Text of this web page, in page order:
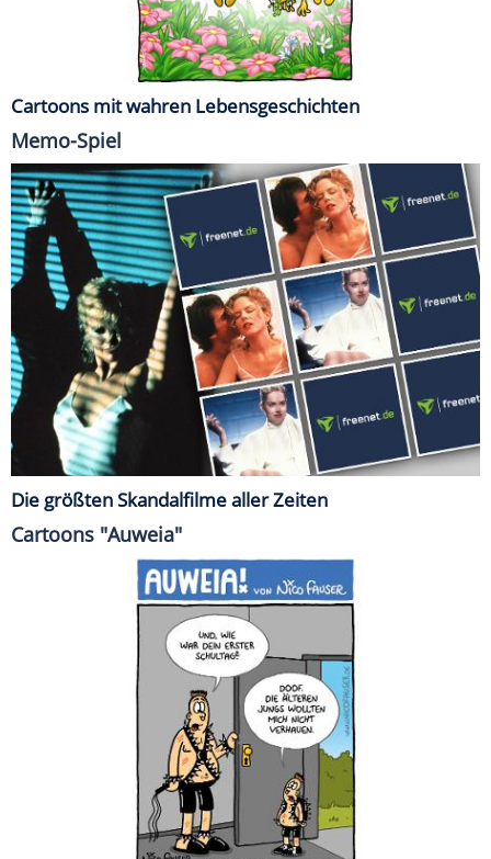
Cartoons mit wahren Lebensgeschichten
Memo-Spiel
Die größten Skandalfilme aller Zeiten
Cartoons "Auweia"